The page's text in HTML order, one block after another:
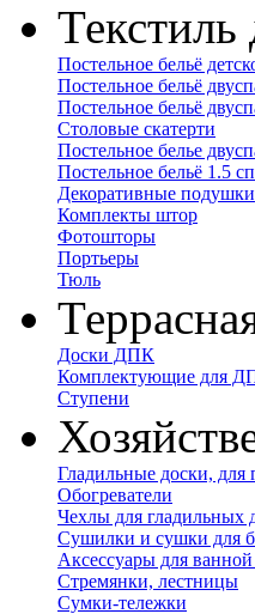
Текстиль
Постельное бельё
Постельное бельё
Постельное бельё
Столовые скатерти
Постельное белье
Постельное бельё 1.5
Декоративные подушки
Комплекты штор
Фотошторы
Портьеры
Тюль
Доски ДПК
Комплектующие для
Ступени
Гладильные доски, для
Обогреватели
Чехлы для гладильных
Сушилки и сушки для
Аксессуары для
Стремянки, лестницы
Сумки-тележки